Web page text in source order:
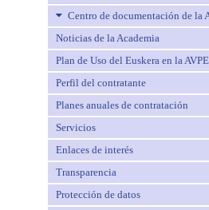
Centro de documentación de la
Noticias de la Academia
Plan de Uso del Euskera en la AVPE
Perfil del contratante
Planes anuales de contratación
Servicios
Enlaces de interés
Transparencia
Protección de datos